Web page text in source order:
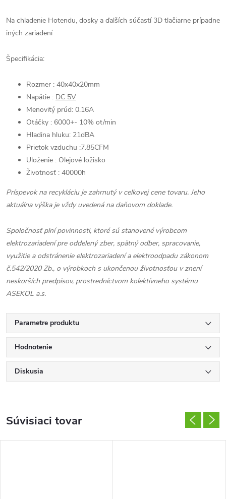
Na chladenie Hotendu, dosky a ďalších súčastí 3D tlačiarne prípadne
iných zariadení
Špecifikácia:
Rozmer : 40x40x20mm
Napätie : DC 5V
Menovitý prúd: 0.16A
Otáčky : 6000+- 10% ot/min
Hladina hluku: 21dBA
Prietok vzduchu :7.85CFM
Uloženie : Olejové ložisko
Životnosť : 40000h
Príspevok na recykláciu je zahrnutý v celkovej cene tovaru. Jeho
aktuálna výška je vždy uvedená na daňovom doklade.
Spoločnosť plní povinnosti, ktoré sú stanovené výrobcom
elektrozariadení pre oddelený zber, spätný odber, spracovanie,
využitie a odstránenie elektrozariadení a elektroodpadu zákonom
č.542/2020 Zb., o výrobkoch s ukončenou životnosťou v znení
neskorších predpisov, prostredníctvom kolektívneho systému
ASEKOL a.s.
Parametre produktu
Hodnotenie
Diskusia
Súvisiaci tovar